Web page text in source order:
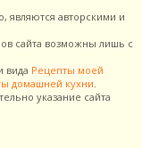
являются авторскими и
сайта возможны лишь с
вида Рецепты моей
домашней кухни.
указание сайта